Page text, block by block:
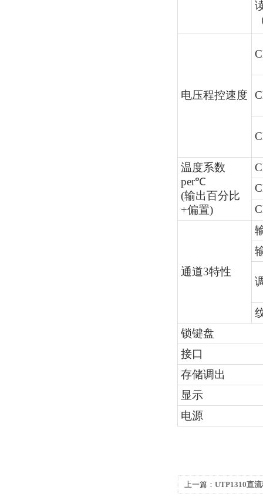
电压程控速度
温度系数
per℃
(输出百分比
+偏置)
通道3特性
锁键盘
接口
存储调出
显示
电源
上一篇： UTP1310直